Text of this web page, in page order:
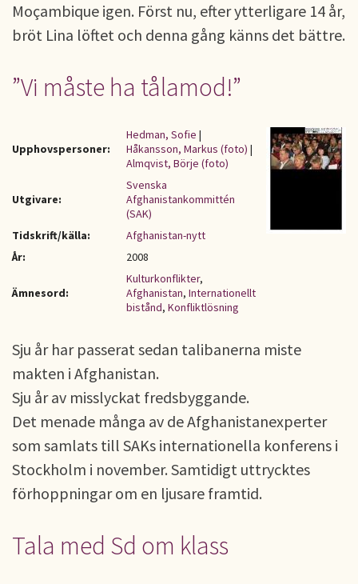
Moçambique igen. Först nu, efter ytterligare 14 år,
bröt Lina löftet och denna gång känns det bättre.
”Vi måste ha tålamod!”
Upphovspersoner:
Hedman, Sofie |
Håkansson, Markus (foto) |
Almqvist, Börje (foto)
Utgivare:
Svenska
Afghanistankommittén
(SAK)
Tidskrift/källa:
Afghanistan-nytt
År:
2008
Ämnesord:
Kulturkonflikter,
Afghanistan, Internationellt
bistånd, Konfliktlösning
Sju år har passerat sedan talibanerna miste
makten i Afghanistan.
Sju år av misslyckat fredsbyggande.
Det menade många av de Afghanistanexperter
som samlats till SAKs internationella konferens i
Stockholm i november. Samtidigt uttrycktes
förhoppningar om en ljusare framtid.
Tala med Sd om klass